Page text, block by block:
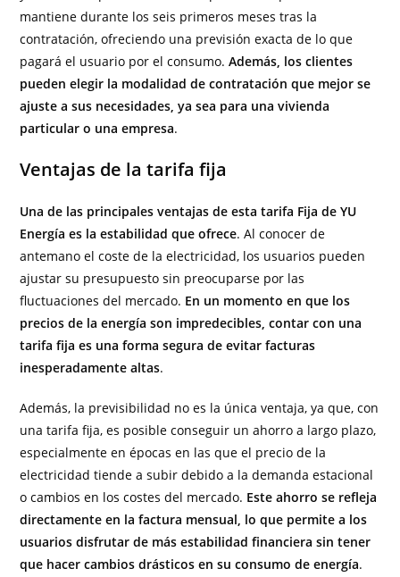
mantiene durante los seis primeros meses tras la
contratación, ofreciendo una previsión exacta de lo que
pagará el usuario por el consumo.Además, los clientes
pueden elegir la modalidad de contratación que mejor se
ajuste a sus necesidades, ya sea para una vivienda
particular o una empresa.
Ventajas de la tarifa fija
Una de las principales ventajas de esta tarifa Fija de YU
Energía es la estabilidad que ofrece. Al conocer de
antemano el coste de la electricidad, los usuarios pueden
ajustar su presupuesto sin preocuparse por las
fluctuaciones del mercado. En un momento en que los
precios de la energía son impredecibles, contar con una
tarifa fija es una forma segura de evitar facturas
inesperadamente altas.
Además, la previsibilidad no es la única ventaja, ya que, con
una tarifa fija, es posible conseguir un ahorro a largo plazo,
especialmente en épocas en las que el precio de la
electricidad tiende a subir debido a la demanda estacional
o cambios en los costes del mercado. Este ahorro se refleja
directamente en la factura mensual, lo que permite a los
usuarios disfrutar de más estabilidad financiera sin tener
que hacer cambios drásticos en su consumo de energía.